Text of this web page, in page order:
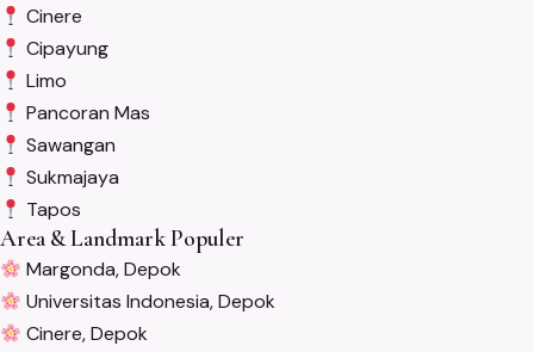
Cinere
Cipayung
Limo
Pancoran Mas
Sawangan
Sukmajaya
Tapos
Area & Landmark Populer
Margonda, Depok
Universitas Indonesia, Depok
Cinere, Depok